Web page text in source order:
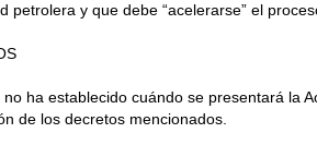
petrolera y que debe “acelerarse” el
no ha establecido cuándo se presentará la
de los decretos mencionados.